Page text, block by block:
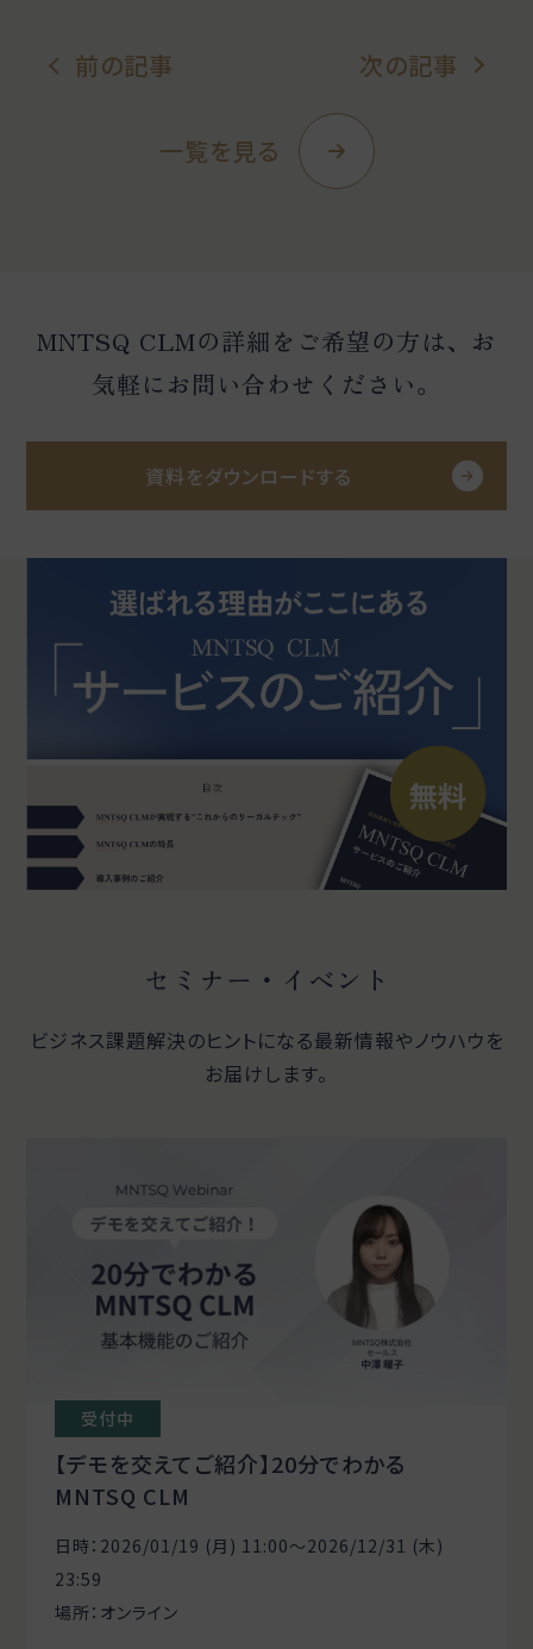
前の記事
一覧を見る
次の記事
MNTSQ CLMの詳細をご希望の方は、お
気軽にお問い合わせください。
資料をダウンロードする
セミナー・イベント
ビジネス課題解決のヒントになる最新情報やノウハウを
お届けします。
受付中
【デモを交えてご紹介】20分でわかる
MNTSQ CLM
日時：2026/01/19 (月) 11:00〜2026/12/31 (木)
23:59
場所：オンライン